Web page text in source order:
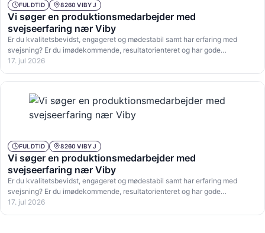
FULDTID 8260 VIBY J
Vi søger en produktionsmedarbejder med
svejseerfaring nær Viby
Er du kvalitetsbevidst, engageret og mødestabil samt har erfaring med
svejsning? Er du imødekommende, resultatorienteret og har gode…
17. jul 2026
FULDTID 8260 VIBY J
Vi søger en produktionsmedarbejder med
svejseerfaring nær Viby
Er du kvalitetsbevidst, engageret og mødestabil samt har erfaring med
svejsning? Er du imødekommende, resultatorienteret og har gode…
17. jul 2026